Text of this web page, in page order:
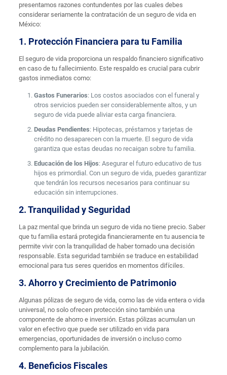
presentamos razones contundentes por las cuales debes
considerar seriamente la contratación de un seguro de vida en
México:
1. Protección Financiera para tu Familia
El seguro de vida proporciona un respaldo financiero significativo
en caso de tu fallecimiento. Este respaldo es crucial para cubrir
gastos inmediatos como:
Gastos Funerarios: Los costos asociados con el funeral y
otros servicios pueden ser considerablemente altos, y un
seguro de vida puede aliviar esta carga financiera.
Deudas Pendientes: Hipotecas, préstamos y tarjetas de
crédito no desaparecen con la muerte. El seguro de vida
garantiza que estas deudas no recaigan sobre tu familia.
Educación de los Hijos: Asegurar el futuro educativo de tus
hijos es primordial. Con un seguro de vida, puedes garantizar
que tendrán los recursos necesarios para continuar su
educación sin interrupciones.
2. Tranquilidad y Seguridad
La paz mental que brinda un seguro de vida no tiene precio. Saber
que tu familia estará protegida financieramente en tu ausencia te
permite vivir con la tranquilidad de haber tomado una decisión
responsable. Esta seguridad también se traduce en estabilidad
emocional para tus seres queridos en momentos difíciles.
3. Ahorro y Crecimiento de Patrimonio
Algunas pólizas de seguro de vida, como las de vida entera o vida
universal, no solo ofrecen protección sino también una
componente de ahorro e inversión. Estas pólizas acumulan un
valor en efectivo que puede ser utilizado en vida para
emergencias, oportunidades de inversión o incluso como
complemento para la jubilación.
4. Beneficios Fiscales